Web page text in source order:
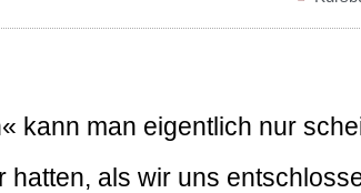
kann man eigentlich nur
hatten, als wir uns